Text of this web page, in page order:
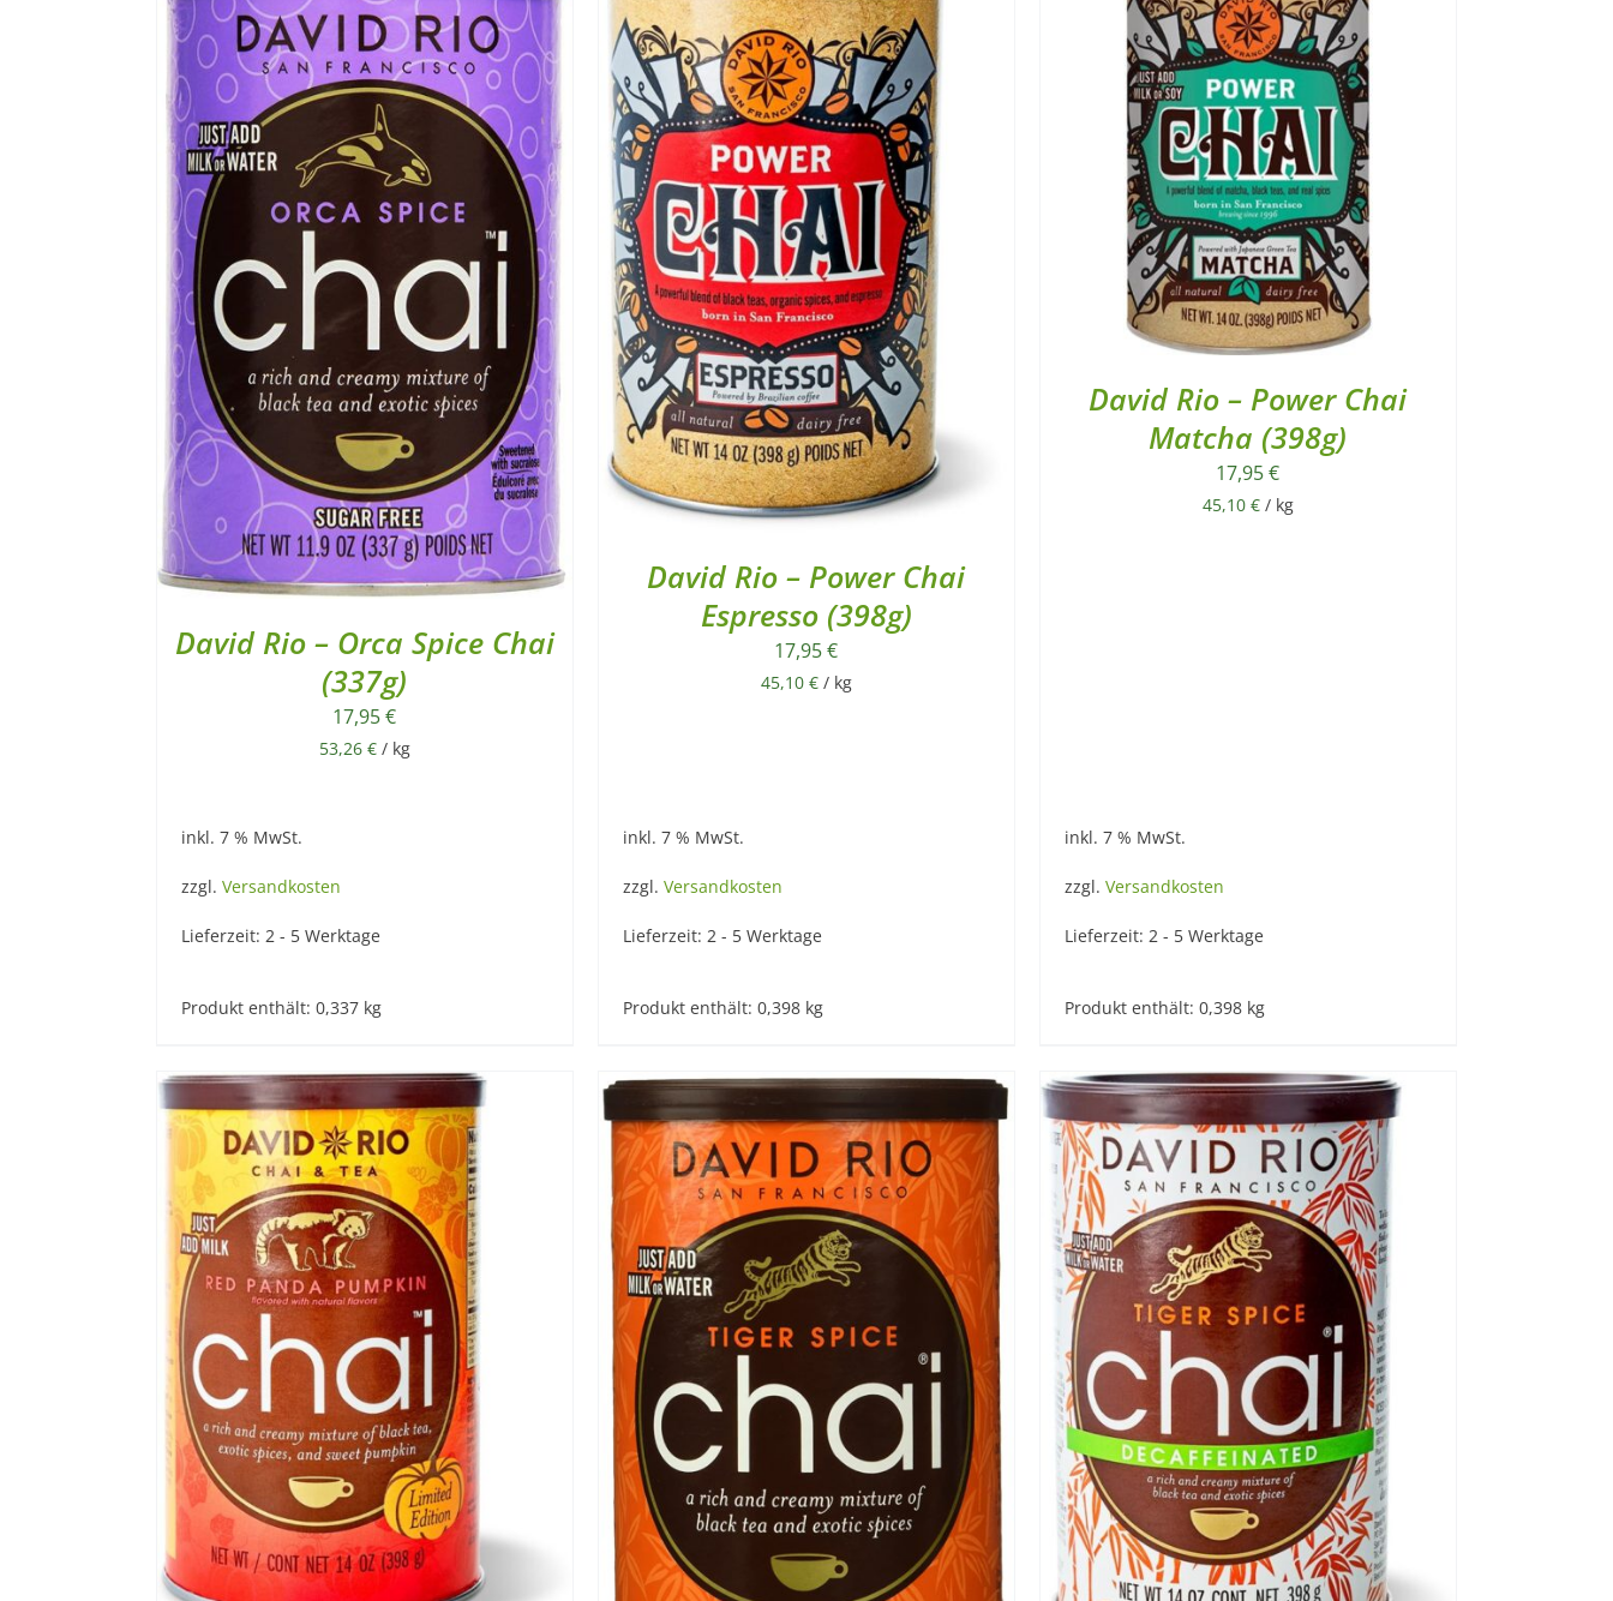
David Rio – Orca Spice Chai
(337g)
17,95€
53,26 €/ kg
inkl. 7 % MwSt.
zzgl. Versandkosten
Lieferzeit: 2 - 5 Werktage
Produkt enthält: 0,337 kg
David Rio – Power Chai
Espresso (398g)
17,95€
45,10 €/ kg
inkl. 7 % MwSt.
zzgl. Versandkosten
Lieferzeit: 2 - 5 Werktage
Produkt enthält: 0,398 kg
David Rio – Power Chai
Matcha (398g)
17,95€
45,10 €/ kg
inkl. 7 % MwSt.
zzgl. Versandkosten
Lieferzeit: 2 - 5 Werktage
Produkt enthält: 0,398 kg